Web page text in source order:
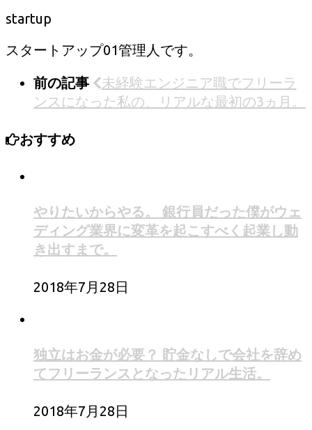
startup
スタートアップ01管理人です。
前の記事
未経験エンジニア職でフリーラ
ンスになった私の、リアルな最初の3ヵ月。
おすすめ
やりたいからやる。 銀行員だった僕がウェ
ディング業界に変革を起こすべく起業し動
き出すまで。
2018年7月28日
独立はお金が必要？ 貯金なしで会社を辞め
てフリーランスとなったリアル生活。
2018年7月28日